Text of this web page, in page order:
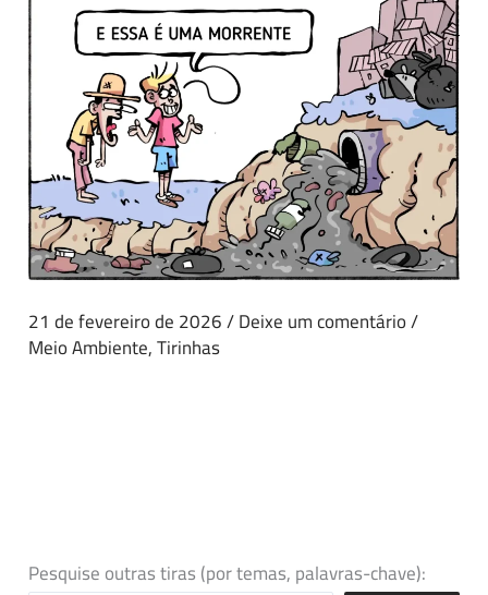
21 de fevereiro de 2026/Deixe um comentário/
Meio Ambiente,Tirinhas
Pesquise outras tiras (por temas, palavras-chave):